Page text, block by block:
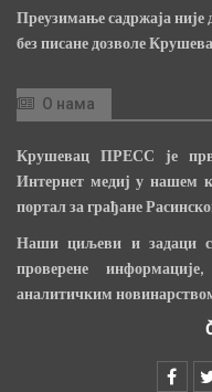
Преузимање садржаја није
без писане дозволе
О нама
Крушевац ПРЕСС је
Интернет медиј у нашем
портал за грађане
Наши циљеви и задаци
проверене
аналитичким